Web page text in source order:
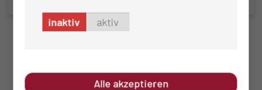
inaktiv aktiv
Alle akzeptieren